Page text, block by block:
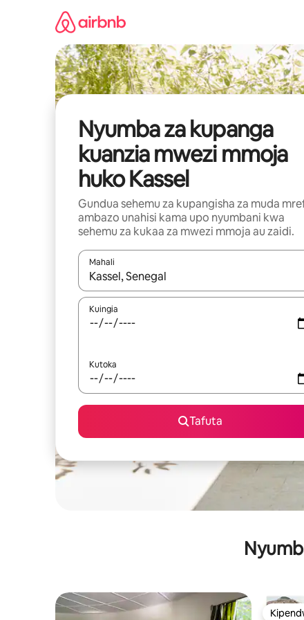
Nyumba za kupanga
kuanzia mwezi mmoja
huko Kassel
Gundua sehemu za kupangisha za muda
ambazo unahisi kama upo nyumbani kwa
sehemu za kukaa za mwezi mmoja au zaidi.
Mahali
Wakati matokeo yanapatikana, vinjari kwa
Kuingia
Kutoka
Tafuta